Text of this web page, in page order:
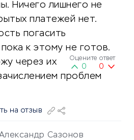
Ничего лишнего не
платежей нет.
погасить
к этому не готов.
через их
проблем
на отзыв
Сазонов
Оцените ответ
0 0